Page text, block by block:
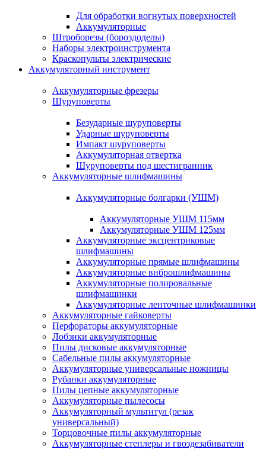
Для обработки вогнутых поверхностей
Аккумуляторные
Штроборезы (бороздоделы)
Наборы электроинструмента
Краскопульты электрические
Аккумуляторный инструмент
Аккумуляторные фрезеры
Шуруповерты
Безударные шуруповерты
Ударные шуруповерты
Импакт шуруповерты
Аккумуляторная отвертка
Шуруповерты под шестигранник
Аккумуляторные шлифмашины
Аккумуляторные болгарки (УШМ)
Аккумуляторные УШМ 115мм
Аккумуляторные УШМ 125мм
Аккумуляторные эксцентриковые
шлифмашины
Аккумуляторные прямые шлифмашины
Аккумуляторные виброшлифмашины
Аккумуляторные полировальные
шлифмашинки
Аккумуляторные ленточные шлифмашинки
Аккумуляторные гайковерты
Перфораторы аккумуляторные
Лобзики аккумуляторные
Пилы дисковые аккумуляторные
Сабельные пилы аккумуляторные
Аккумуляторные универсальные ножницы
Рубанки аккумуляторные
Пилы цепные аккумуляторные
Аккумуляторные пылесосы
Аккумуляторный мультитул (резак
универсальный)
Торцовочные пилы аккумуляторные
Аккумуляторные степлеры и гвоздезабиватели